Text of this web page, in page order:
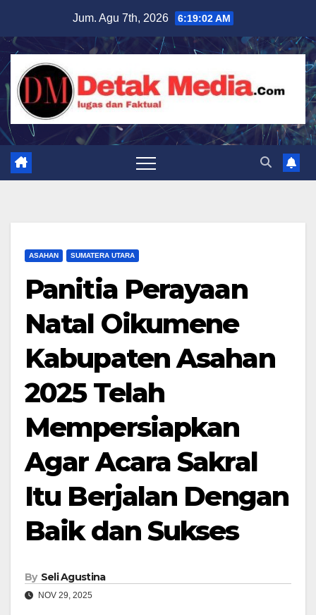
content
Jum. Agu 7th, 2026 6:19:04 AM
ASAHAN SUMATERA UTARA
Panitia Perayaan
Natal Oikumene
Kabupaten Asahan
2025 Telah
Mempersiapkan
Agar Acara Sakral
Itu Berjalan Dengan
Baik dan Sukses
By Seli Agustina
NOV 29, 2025